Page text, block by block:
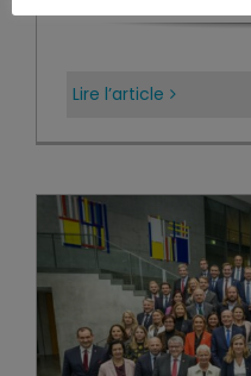
Lire l’article